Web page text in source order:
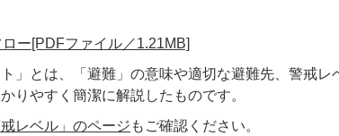
ー[PDFファイル／1.21MB]
ト」とは、「避難」の意味や適切な避難先、警戒
りやすく簡潔に解説したものです。
レベル」のページ もご確認ください。